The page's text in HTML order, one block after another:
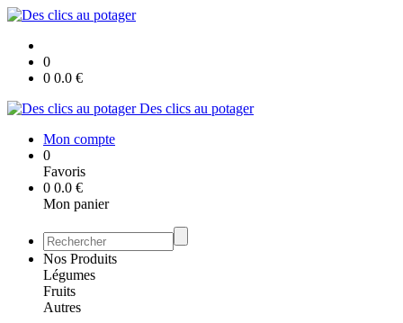
0
0 0.0 €
Des clics au potager
Mon compte
0
Favoris
0 0.0 €
Mon panier
Nos Produits
Légumes
Fruits
Autres